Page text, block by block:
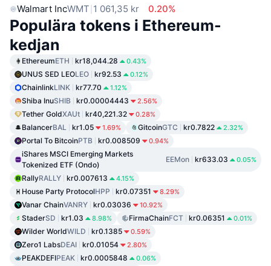
Walmart IncWMT 1 061,35 kr 0.20%
Populära tokens i Ethereum-
kedjan
EthereumETH kr18,044.28 0.43%
UNUS SED LEOLEO kr92.53 0.12%
ChainlinkLINK kr77.70 1.12%
Shiba InuSHIB kr0.00004443 2.56%
Tether GoldXAUt kr40,221.32 0.28%
BalancerBAL kr1.05 1.69% GitcoinGTC kr0.7822 2.32%
Portal To BitcoinPTB kr0.008509 0.94%
iShares MSCI Emerging Markets
Tokenized ETF (Ondo)
EEMon kr633.03 0.05%
RallyRALLY kr0.007613 4.15%
House Party ProtocolHPP kr0.07351 8.29%
Vanar ChainVANRY kr0.03036 10.92%
StaderSD kr1.03 8.98% FirmaChainFCT kr0.06351 0.01%
Wilder WorldWILD kr0.1385 0.59%
Zero1 LabsDEAI kr0.01054 2.80%
PEAKDEFIPEAK kr0.0005848 0.06%